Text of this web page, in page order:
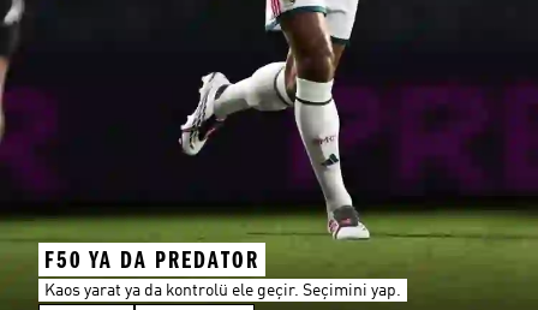
F50 YA DA PREDATOR
Kaos yarat ya da kontrolü ele geçir. Seçimini yap.